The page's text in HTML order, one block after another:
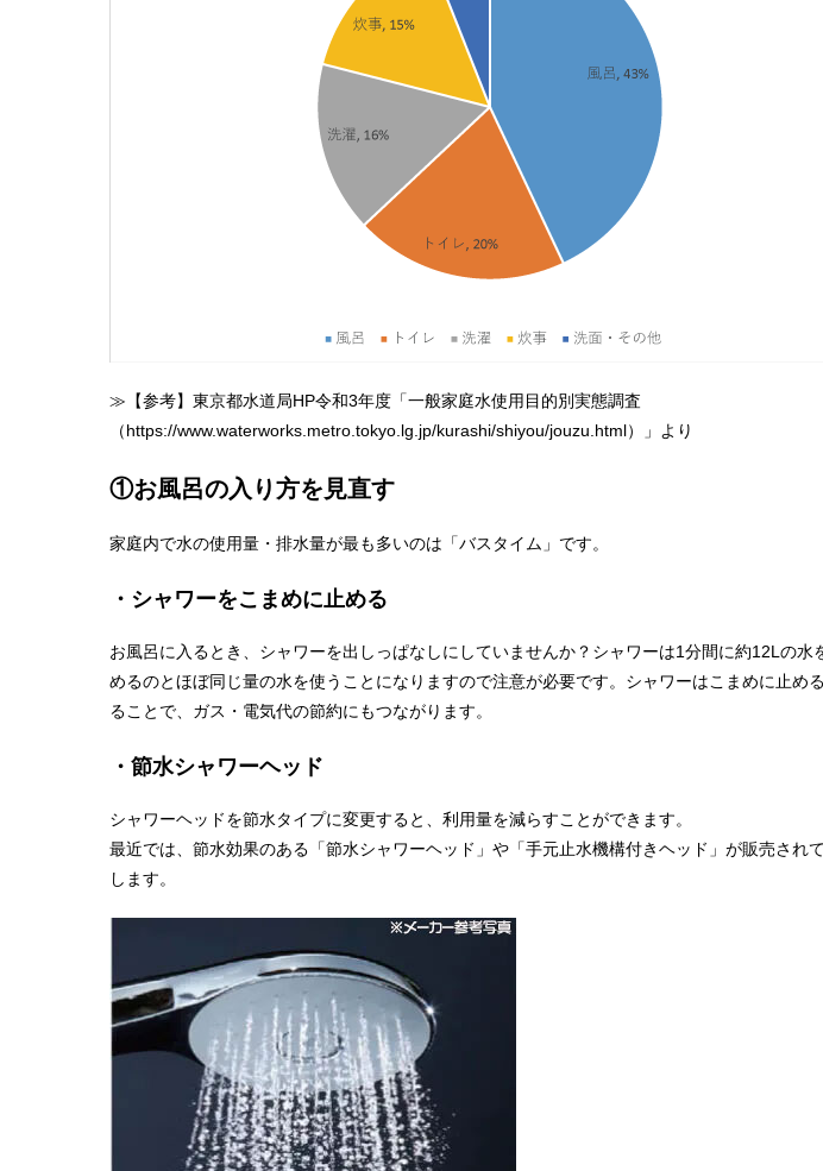
≫【参考】東京都水道局HP令和3年度「一般家庭水使用目的別実態調査
（https://www.waterworks.metro.tokyo.lg.jp/kurashi/shiyou/jouzu.html）」より
①お風呂の入り方を見直す
家庭内で水の使用量・排水量が最も多いのは「バスタイム」です。
・シャワーをこまめに止める
お風呂に入るとき、シャワーを出しっぱなしにしていませんか？シャワーは1分間に約12Lの
めるのとほぼ同じ量の水を使うことになりますので注意が必要です。シャワーはこまめに止め
ることで、ガス・電気代の節約にもつながります。
・節水シャワーヘッド
シャワーヘッドを節水タイプに変更すると、利用量を減らすことができます。
最近では、節水効果のある「節水シャワーヘッド」や「手元止水機構付きヘッド」が販売され
します。